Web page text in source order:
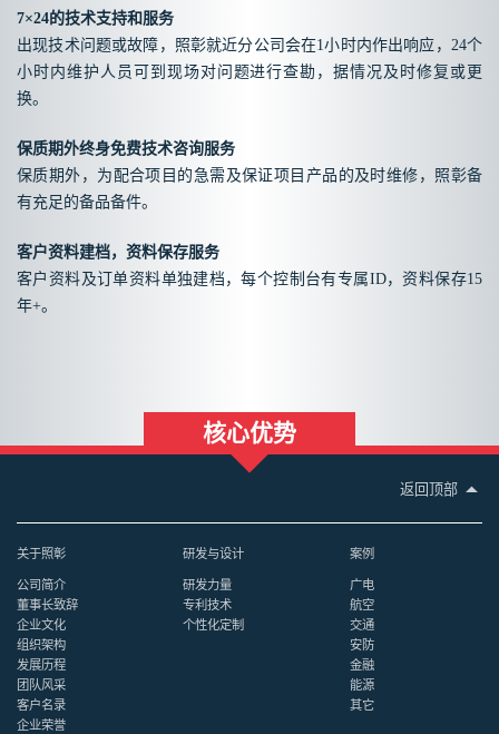
7×24的技术支持和服务
出现技术问题或故障，照彰就近分公司会在1小时内作出响应，24个
小时内维护人员可到现场对问题进行查勘，据情况及时修复或更
换。
保质期外终身免费技术咨询服务
保质期外，为配合项目的急需及保证项目产品的及时维修，照彰备
有充足的备品备件。
客户资料建档，资料保存服务
客户资料及订单资料单独建档，每个控制台有专属ID，资料保存15
年+。
核心优势
返回顶部
关于照彰
公司简介
董事长致辞
企业文化
组织架构
发展历程
团队风采
客户名录
企业荣誉
研发与设计
研发力量
专利技术
个性化定制
案例
广电
航空
交通
安防
金融
能源
其它